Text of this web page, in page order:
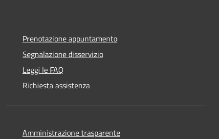
Prenotazione appuntamento
Segnalazione disservizio
Leggi le FAQ
Richiesta assistenza
Amministrazione trasparente